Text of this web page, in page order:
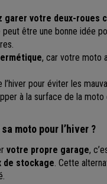
garer votre deux-roues
peut être une bonne idée
, car votre moto
pour éviter les
à la surface de la
moto pour l’hiver ?
votre propre garage,
de stockage. Cette